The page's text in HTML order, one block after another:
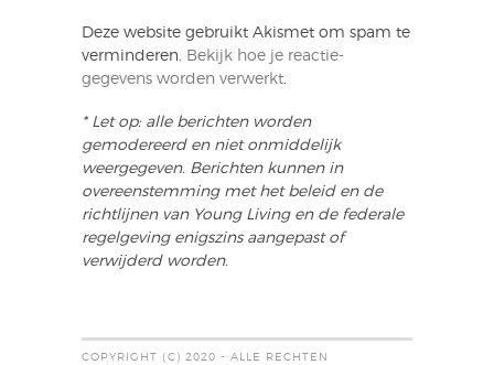
Deze website gebruikt Akismet om spam te
verminderen. Bekijk hoe je reactie-
gegevens worden verwerkt.
* Let op: alle berichten worden
gemodereerd en niet onmiddelijk
weergegeven. Berichten kunnen in
overeenstemming met het beleid en de
richtlijnen van Young Living en de federale
regelgeving enigszins aangepast of
verwijderd worden.
COPYRIGHT (C) 2020 - ALLE RECHTEN